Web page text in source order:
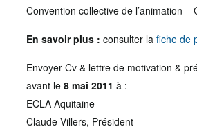
Convention collective de l’animation
En savoir plus : consulter la fiche de
Envoyer Cv & lettre de motivation &
avant le 8 mai 2011 à :
ECLA Aquitaine
Claude Villers, Président